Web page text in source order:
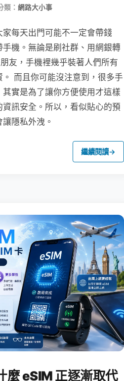
類： 網路大小事
每天出門可能不一定會帶錢
機。無論是刷社群、用網銀轉
友，手機裡幾乎裝著人們所有
而且你可能沒注意到，很多手
實是為了讓你方便使用才這樣
訊安全。所以，看似貼心的預
隱私外洩。
繼續閱讀→
麼 eSIM 正逐漸取代